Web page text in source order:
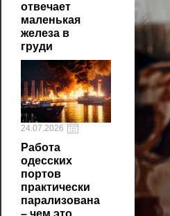
отвечает
маленькая
железа в
груди
24.07.2026
Работа
одесских
портов
практически
парализована
– чем это